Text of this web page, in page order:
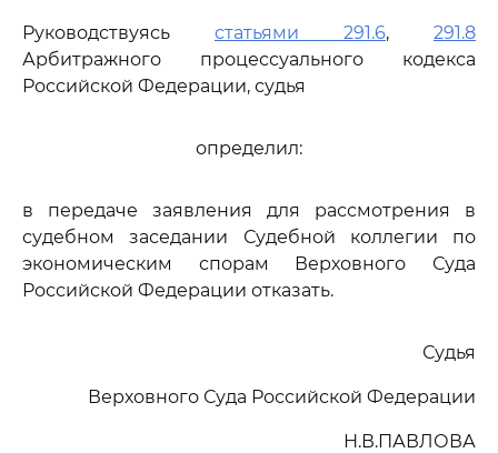
Руководствуясь статьями 291.6, 291.8
Арбитражного процессуального кодекса
Российской Федерации, судья
определил:
в передаче заявления для рассмотрения в
судебном заседании Судебной коллегии по
экономическим спорам Верховного Суда
Российской Федерации отказать.
Судья
Верховного Суда Российской Федерации
Н.В.ПАВЛОВА